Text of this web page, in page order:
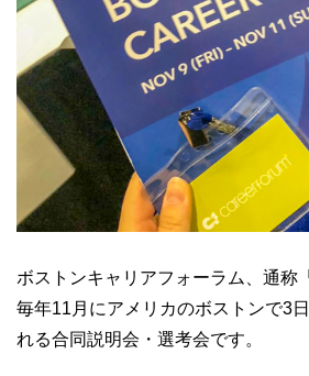
ボストンキャリアフォーラム、通称
毎年11月にアメリカのボストンで3
れる合同説明会・選考会です。